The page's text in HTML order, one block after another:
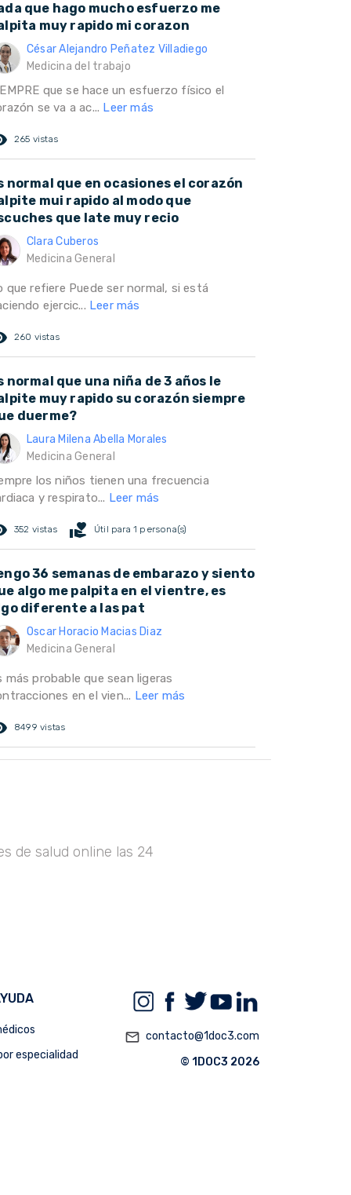
que hago mucho esfuerzo me
muy rapido mi corazon
César Alejandro Peñatez Villadiego
Medicina del trabajo
que se hace un esfuerzo físico el
se va a ac... Leer más
265 vistas
normal que en ocasiones el corazón
mui rapido al modo que
que late muy recio
Clara Cuberos
Medicina General
que refiere Puede ser normal, si está
ejercic... Leer más
260 vistas
normal que una niña de 3 años le
muy rapido su corazón siempre
duerme?
Laura Milena Abella Morales
Medicina General
los niños tienen una frecuencia
y respirato... Leer más
352 vistas volunteer_activism Útil para 1 persona(s)
36 semanas de embarazo y siento
algo me palpita en el vientre, es
diferente a las pat
Oscar Horacio Macias Diaz
Medicina General
más probable que sean ligeras
en el vien... Leer más
8499 vistas
de salud online las 24
especialidad
mail_outline contacto@1doc3.com
© 1DOC3 2026